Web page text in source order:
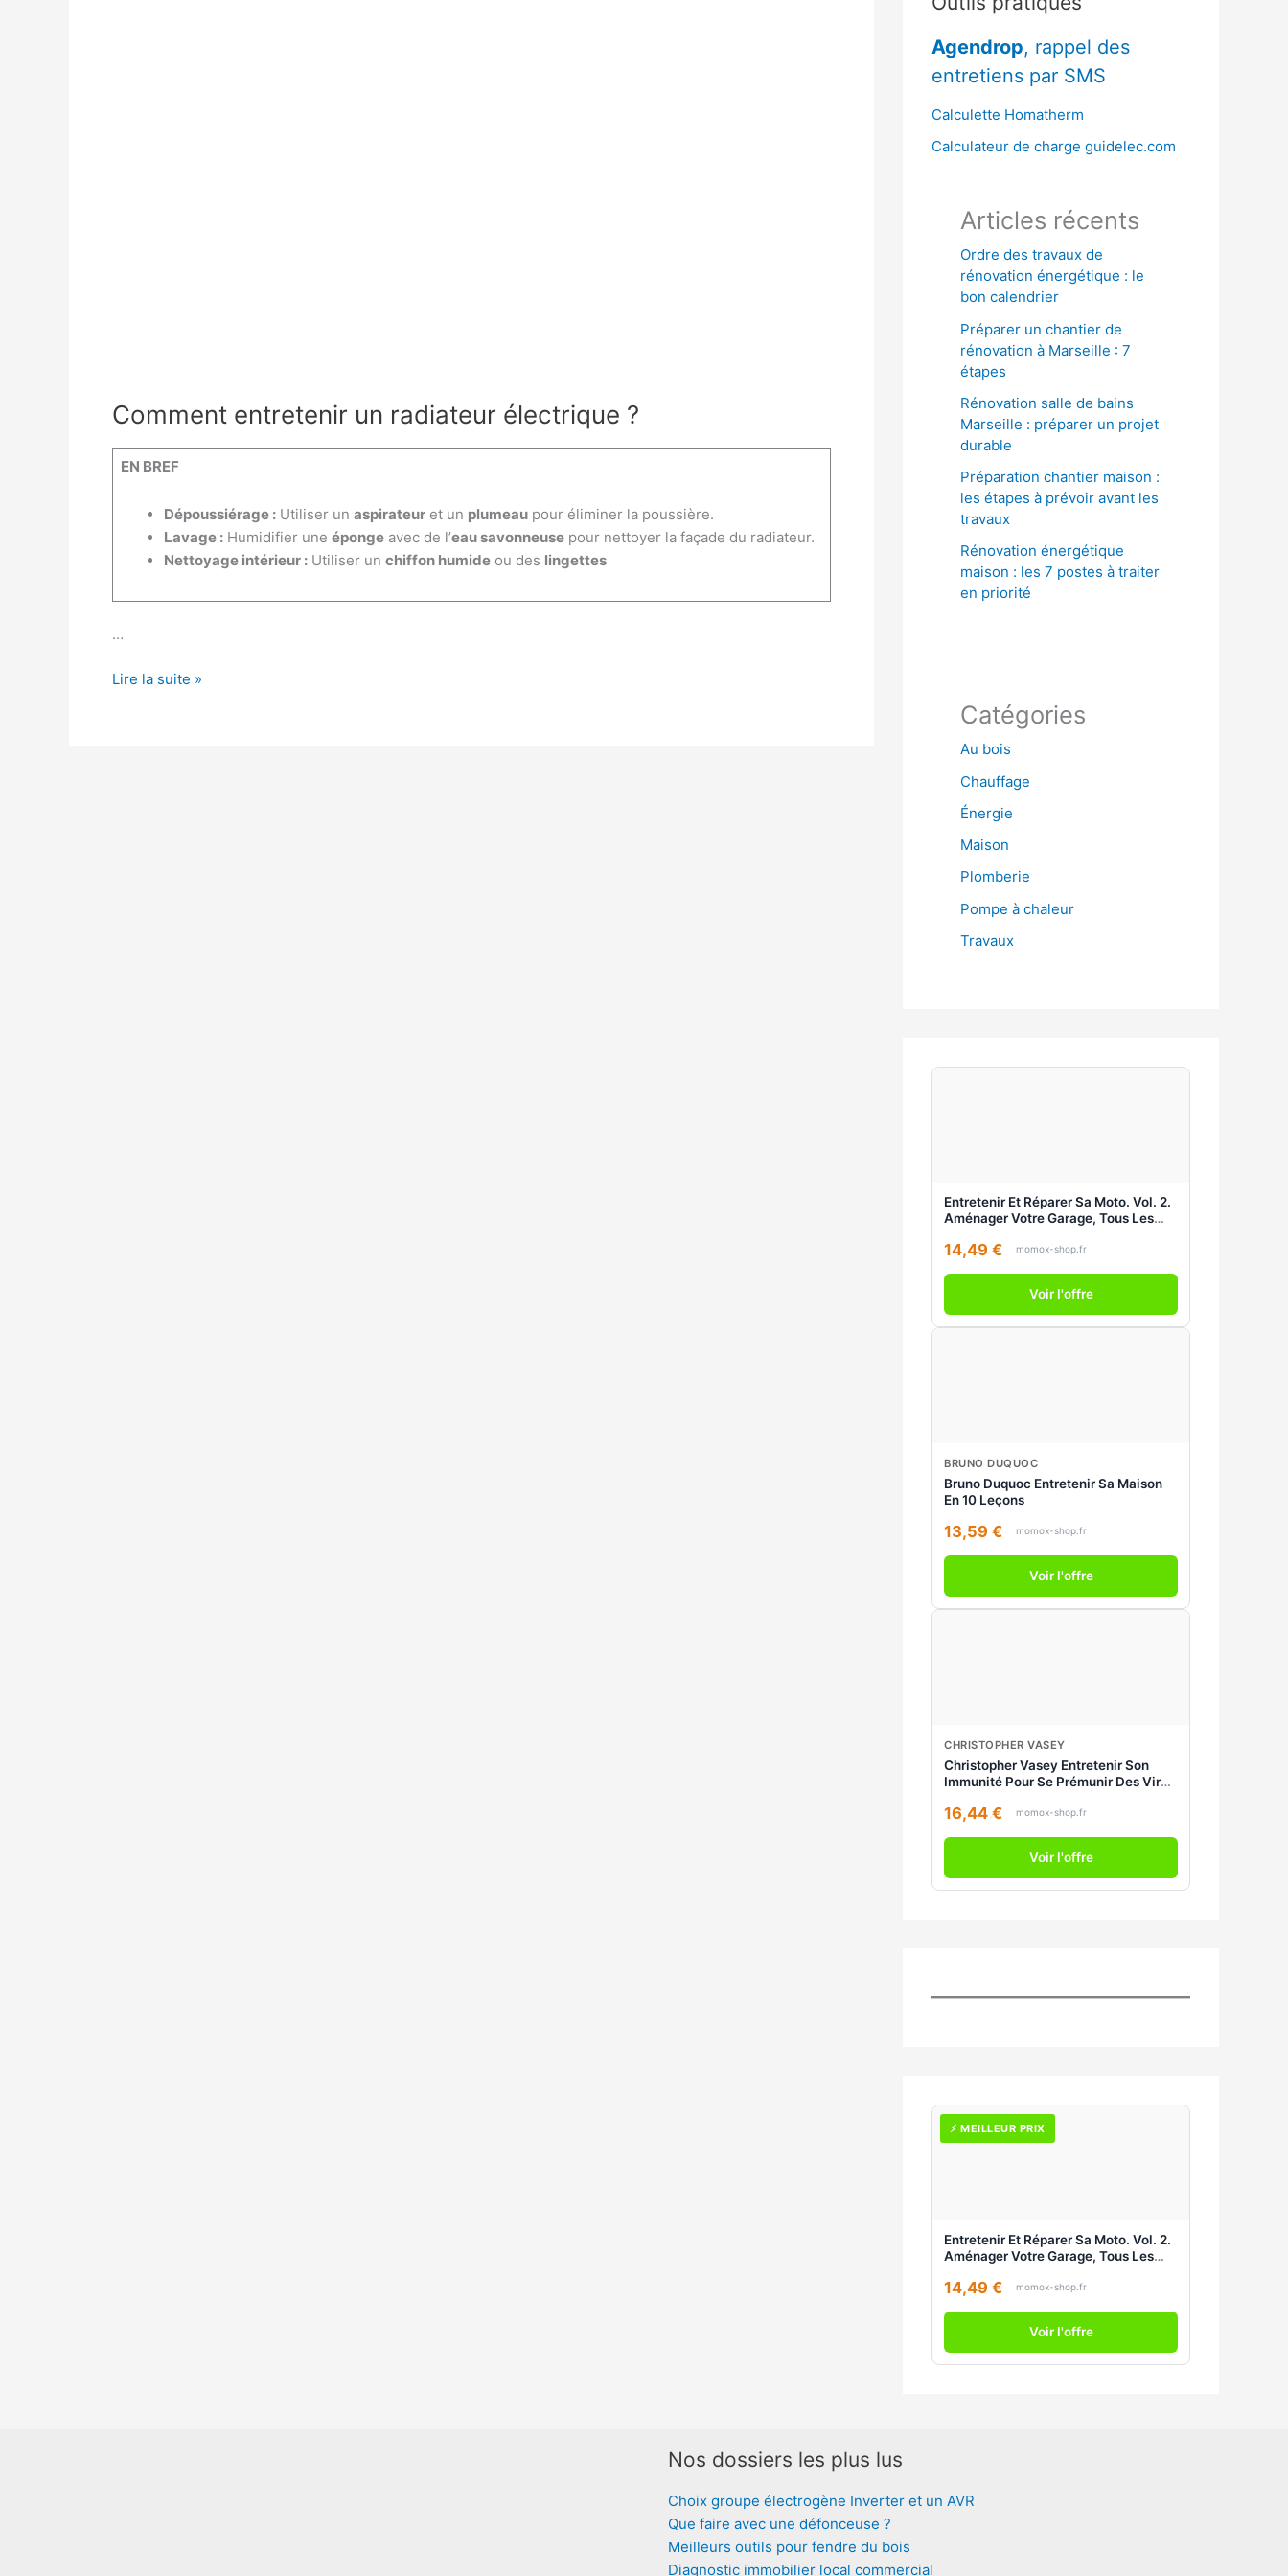
Comment entretenir un radiateur électrique ?
EN BREF
Dépoussiérage :Utiliser un aspirateuret un plumeaupour éliminer la poussière.
Lavage :Humidifier une épongeavec de l’eau savonneusepour nettoyer la façade du radiateur.
Nettoyage intérieur :Utiliser un chiffon humideou des lingettes
…
Comment
Lire la suite »
c
h
e
r
Agendrop, rappel des
entretiens par SMS
Calculette Homatherm
Calculateur de charge guidelec.com
Articles récents
Ordre des travaux de
rénovation énergétique : le
bon calendrier
Préparer un chantier de
rénovation à Marseille : 7
étapes
Rénovation salle de bains
Marseille : préparer un projet
durable
Préparation chantier maison :
les étapes à prévoir avant les
travaux
Rénovation énergétique
maison : les 7 postes à traiter
en priorité
Catégories
Au bois
Chauffage
Énergie
Maison
Plomberie
Pompe à chaleur
Travaux
Entretenir Et Réparer Sa Moto. Vol. 2.
Aménager Votre Garage, Tous Les
14,49 € momox-shop.fr
Voir l'offre
BRUNO DUQUOC
Bruno Duquoc Entretenir Sa Maison
En 10 Leçons
13,59 € momox-shop.fr
Voir l'offre
CHRISTOPHER VASEY
Christopher Vasey Entretenir Son
Immunité Pour Se Prémunir Des Virus
16,44 € momox-shop.fr
Voir l'offre
⚡ MEILLEUR PRIX
Entretenir Et Réparer Sa Moto. Vol. 2.
Aménager Votre Garage, Tous Les
14,49 € momox-shop.fr
Voir l'offre
Nos dossiers les plus lus
Choix groupe électrogène Inverter et un AVR
Que faire avec une défonceuse ?
Meilleurs outils pour fendre du bois
Diagnostic immobilier local commercial